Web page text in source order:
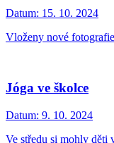
Datum: 15. 10. 2024
Vloženy nové fotografie
Jóga ve školce
Datum: 9. 10. 2024
Ve středu si mohly děti